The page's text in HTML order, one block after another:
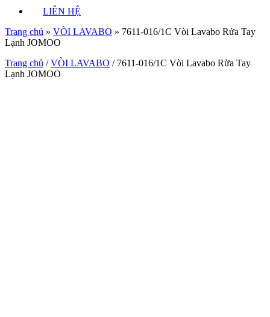
LIÊN HỆ
Trang chủ » VÒI LAVABO » 7611-016/1C Vòi Lavabo Rửa Tay
Lạnh JOMOO
Trang chủ /VÒI LAVABO / 7611-016/1C Vòi Lavabo Rửa Tay
Lạnh JOMOO